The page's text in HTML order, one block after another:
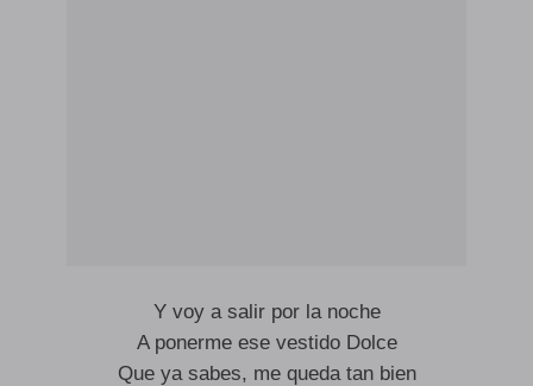
Y voy a salir por la noche
A ponerme ese vestido Dolce
Que ya sabes, me queda tan bien